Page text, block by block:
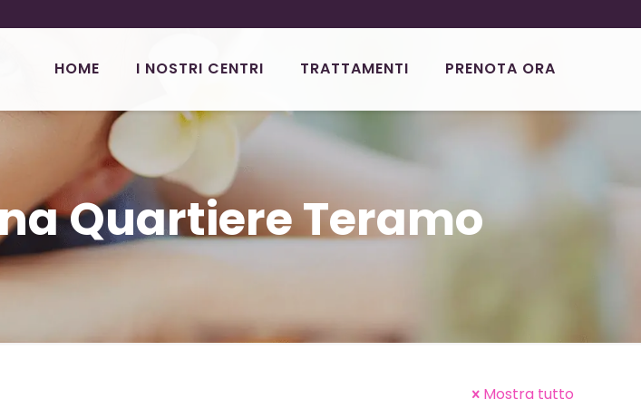
HOME I NOSTRI CENTRI TRATTAMENTI PRENOTA ORA
Quartiere Teramo
Mostra tutto